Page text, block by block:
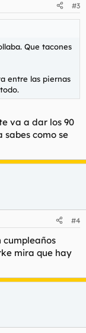
#3
Que tacones
entre las piernas
va a dar los 90
como se
#4
cumpleaños
mira que hay